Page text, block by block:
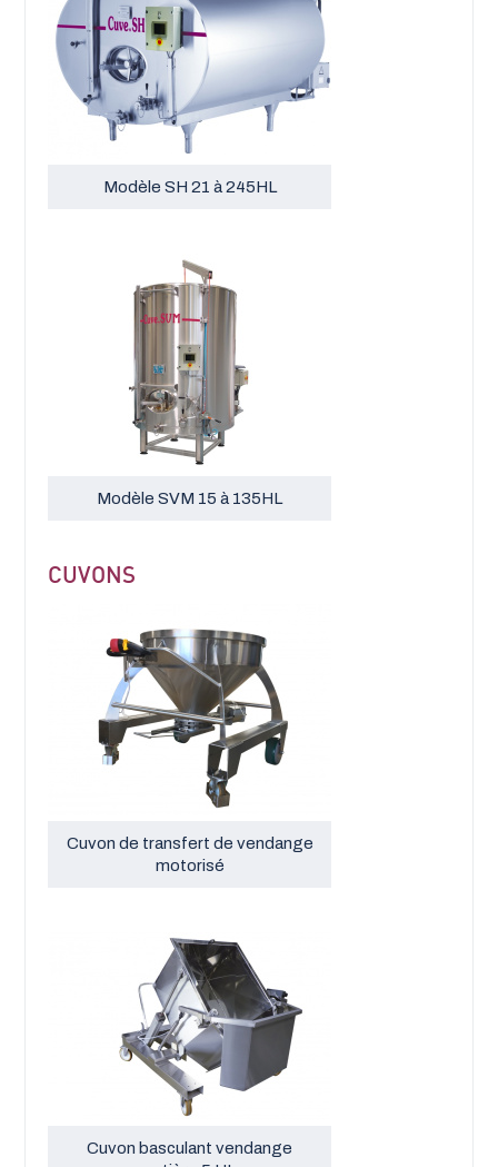
Modèle SH 21 à 245HL
Modèle SVM 15 à 135HL
CUVONS
Cuvon de transfert de vendange
motorisé
Cuvon basculant vendange